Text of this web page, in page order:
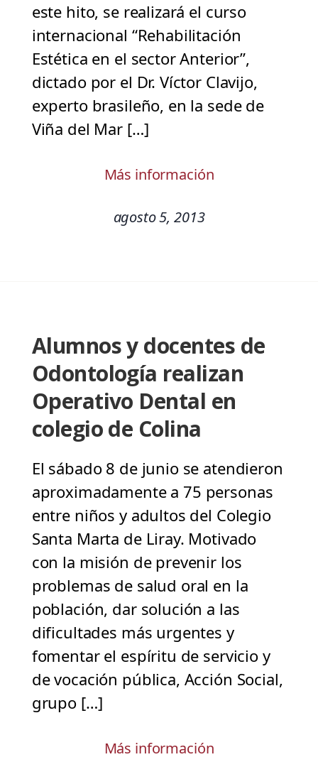
este hito, se realizará el curso
internacional “Rehabilitación
Estética en el sector Anterior”,
dictado por el Dr. Víctor Clavijo,
experto brasileño, en la sede de
Viña del Mar […]
Más información
agosto 5, 2013
Alumnos y docentes de
Odontología realizan
Operativo Dental en
colegio de Colina
El sábado 8 de junio se atendieron
aproximadamente a 75 personas
entre niños y adultos del Colegio
Santa Marta de Liray. Motivado
con la misión de prevenir los
problemas de salud oral en la
población, dar solución a las
dificultades más urgentes y
fomentar el espíritu de servicio y
de vocación pública, Acción Social,
grupo […]
Más información